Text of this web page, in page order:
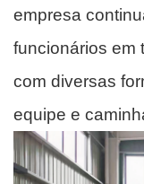
empresa
funcionários em
com diversas
equipe e